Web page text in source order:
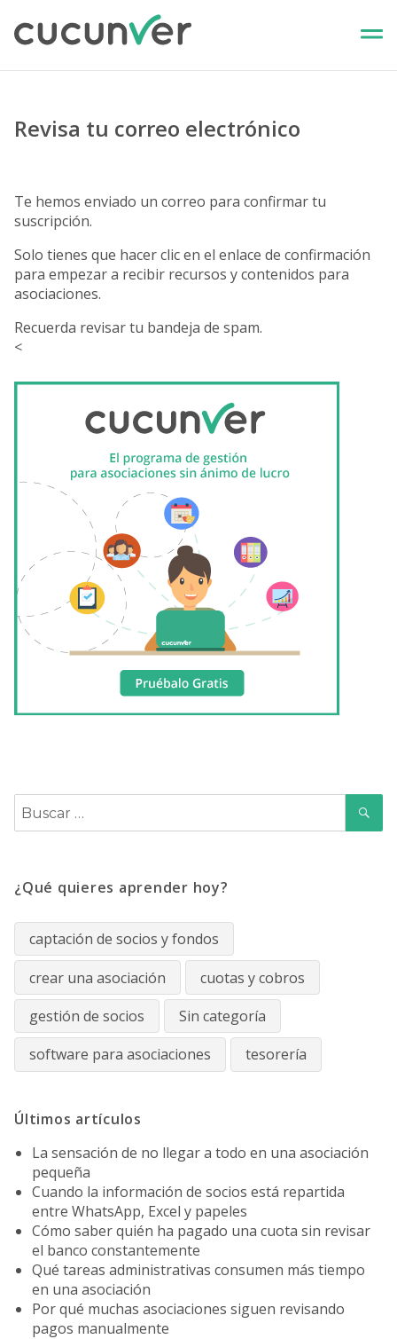
Revisa tu correo electrónico
Te hemos enviado un correo para confirmar tu
suscripción.
Solo tienes que hacer clic en el enlace de confirmación
para empezar a recibir recursos y contenidos para
asociaciones.
Recuerda revisar tu bandeja de spam.
<
Buscar
por:
¿Qué quieres aprender hoy?
captación de socios y fondos
crear una asociación
cuotas y cobros
gestión de socios
Sin categoría
software para asociaciones
tesorería
Últimos artículos
La sensación de no llegar a todo en una asociación
pequeña
Cuando la información de socios está repartida
entre WhatsApp, Excel y papeles
Cómo saber quién ha pagado una cuota sin revisar
el banco constantemente
Qué tareas administrativas consumen más tiempo
en una asociación
Por qué muchas asociaciones siguen revisando
pagos manualmente